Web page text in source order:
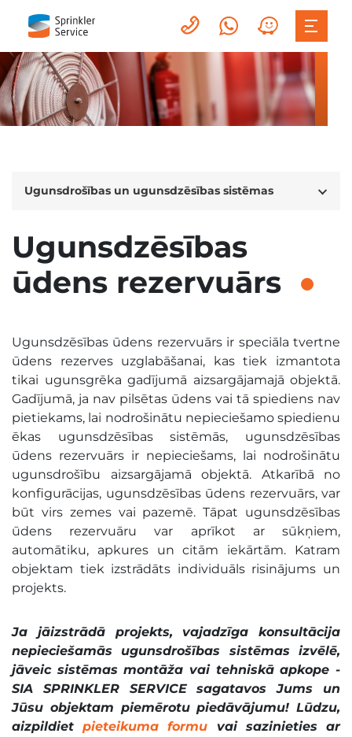
Ugunsdrošības un ugunsdzēsības sistēmas
Ugunsdzēsības
ūdens rezervuārs
Ugunsdzēsības ūdens rezervuārs ir speciāla tvertne
ūdens rezerves uzglabāšanai, kas tiek izmantota
tikai ugunsgrēka gadījumā aizsargājamajā objektā.
Gadījumā, ja nav pilsētas ūdens vai tā spiediens nav
pietiekams, lai nodrošinātu nepieciešamo spiedienu
ēkas ugunsdzēsības sistēmās, ugunsdzēsības
ūdens rezervuārs ir nepieciešams, lai nodrošinātu
ugunsdrošību aizsargājamā objektā. Atkarībā no
konfigurācijas, ugunsdzēsības ūdens rezervuārs, var
būt virs zemes vai pazemē. Tāpat ugunsdzēsības
ūdens rezervuāru var aprīkot ar sūkņiem,
automātiku, apkures un citām iekārtām. Katram
objektam tiek izstrādāts individuāls risinājums un
projekts.
Ja jāizstrādā projekts, vajadzīga konsultācija
nepieciešamās ugunsdrošības sistēmas izvēlē,
jāveic sistēmas montāža vai tehniskā apkope -
SIA SPRINKLER SERVICE sagatavos Jums un
Jūsu objektam piemērotu piedāvājumu! Lūdzu,
aizpildietpieteikuma formu vai sazinieties ar